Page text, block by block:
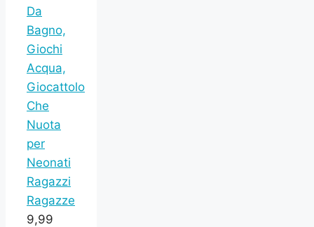
Da
Bagno,
Giochi
Acqua,
Giocattolo
Che
Nuota
per
Neonati
Ragazzi
Ragazze
9,99